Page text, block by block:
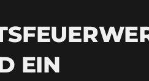
EIN